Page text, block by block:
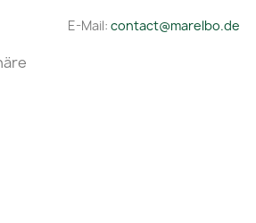
E-Mail: contact@marelbo.de